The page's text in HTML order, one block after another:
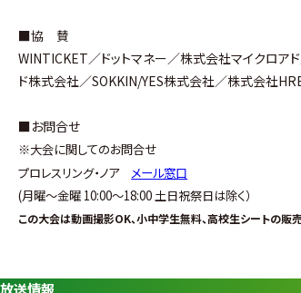
■協 賛
WINTICKET／ドットマネー／株式会社マイクロ
ド株式会社／SOKKIN/YES株式会社／株式会社
■お問合せ
※大会に関してのお問合せ
プロレスリング・ノアメール窓口
(月曜〜金曜 10:00〜18:00土日祝祭日は除く）
この大会は動画撮影OK、小中学生無料、高校生シートの販売
放送情報